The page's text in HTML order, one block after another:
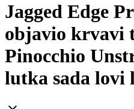
Jagged Edge
objavio krvavi
Pinocchio
lutka sada lovi